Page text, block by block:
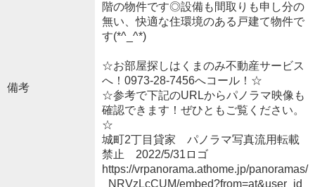
備考
階の物件です◎設備も間取りも申し分の
無い、快適な住環境のある戸建て物件で
す(*^_^*)
☆お部屋探しはくまのみ不動産サービス
へ！0973-28-7456へコール！☆
☆参考で下記のURLからパノラマ映像も
確認できます！ぜひともご覧ください。
☆
城町2丁目貸家 パノラマ写真流用転載
禁止 2022/5/31ロゴ
https://vrpanorama.athome.jp/panoramas/
_NRVzLcCUM/embed?from=at&user_id